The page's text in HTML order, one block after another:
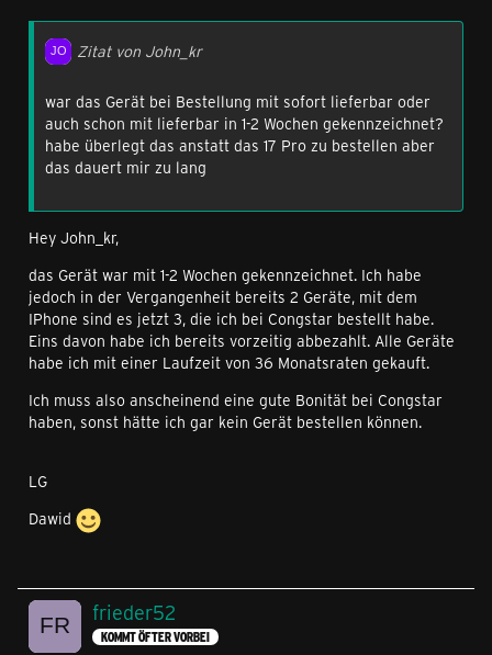
Zitat von John_kr
war das Gerät bei Bestellung mit sofort lieferbar oder
auch schon mit lieferbar in 1-2 Wochen gekennzeichnet?
habe überlegt das anstatt das 17 Pro zu bestellen aber
das dauert mir zu lang
Hey John_kr,
das Gerät war mit 1-2 Wochen gekennzeichnet. Ich habe
jedoch in der Vergangenheit bereits 2 Geräte, mit dem
IPhone sind es jetzt 3, die ich bei Congstar bestellt habe.
Eins davon habe ich bereits vorzeitig abbezahlt. Alle Geräte
habe ich mit einer Laufzeit von 36 Monatsraten gekauft.
Ich muss also anscheinend eine gute Bonität bei Congstar
haben, sonst hätte ich gar kein Gerät bestellen können.
LG
Dawid
frieder52
KOMMT ÖFTER VORBEI